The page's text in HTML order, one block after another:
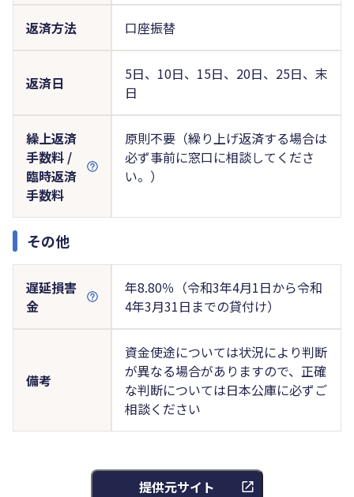
返済方法 口座振替
返済日
5日、10日、15日、20日、25日、末
日
繰上返済
手数料 /
臨時返済
手数料
原則不要（繰り上げ返済する場合は
必ず事前に窓口に相談してくださ
い。）
その他
遅延損害
金
年8.80％（令和3年4月1日から令和
4年3月31日までの貸付け）
備考
資金使途については状況により判断
が異なる場合がありますので、正確
な判断については日本公庫に必ずご
相談ください
提供元サイト